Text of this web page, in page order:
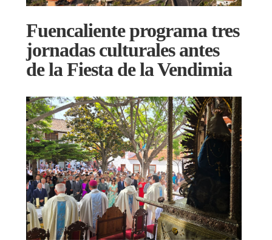
Fuencaliente programa tres
jornadas culturales antes
de la Fiesta de la Vendimia